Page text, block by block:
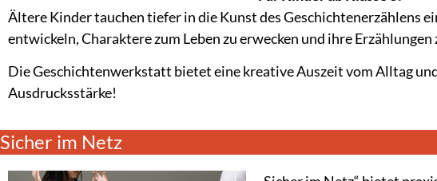
Ältere Kinder tauchen tiefer in die Kunst des Geschichtenerzählens
entwickeln, Charaktere zum Leben zu erwecken und ihre Erzählungen
Die Geschichtenwerkstatt bietet eine kreative Auszeit vom Alltag
Ausdrucksstärke!
Sicher im Netz